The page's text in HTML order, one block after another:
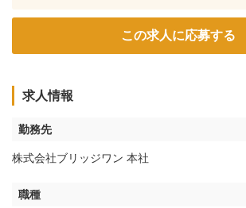
この求人に応募する
求人情報
勤務先
株式会社ブリッジワン 本社
職種